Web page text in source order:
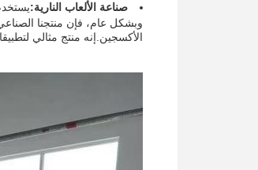
صناعة الألعاب النارية:
وبشكل عام، فإن منتجنا
الأكسجين.إنه منتج مثالي